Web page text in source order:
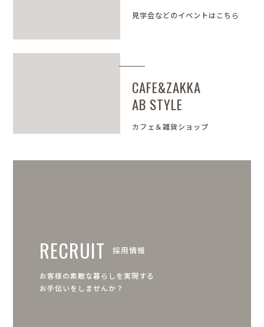
見学会などのイベントはこちら
CAFE&ZAKKA
AB STYLE
カフェ＆雑貨ショップ
RECRUIT 採用情報
お客様の素敵な暮らしを実現する
お手伝いをしませんか？